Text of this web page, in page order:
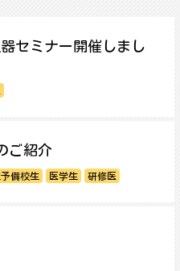
セミナー開催しまし
ご紹介
備校生 医学生 研修医